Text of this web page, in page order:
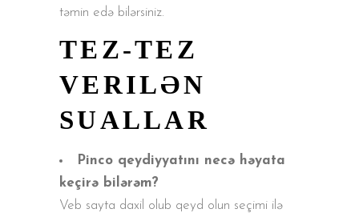
təmin edə bilərsiniz.
TEZ-TEZ
VERILƏN
SUALLAR
Pinco qeydiyyatını necə həyata
keçirə bilərəm?
Veb sayta daxil olub qeyd olun seçimi ilə